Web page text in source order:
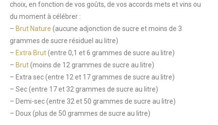
choix, en fonction de vos goûts, de vos accords mets et vins ou
du moment à célébrer :
– Brut Nature (aucune adjonction de sucre et moins de 3
grammes de sucre résiduel au litre)
– Extra Brut(entre 0,1 et 6 grammes de sucre au litre)
– Brut(moins de 12 grammes de sucre au litre)
– Extra sec (entre 12 et 17 grammes de sucre au litre)
– Sec (entre 17 et 32 grammes de sucre au litre)
– Demi-sec (entre 32 et 50 grammes de sucre au litre)
– Doux (plus de 50 grammes de sucre au litre)